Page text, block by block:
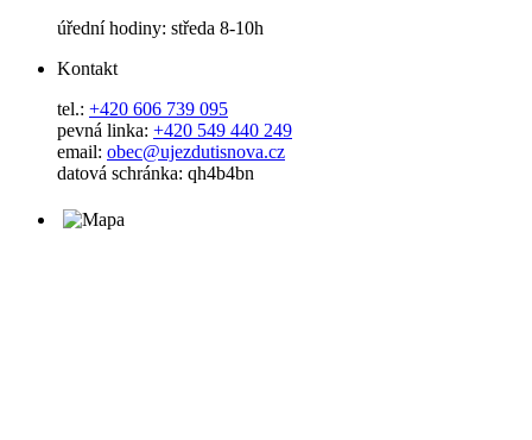
úřední hodiny: středa 8-10h
Kontakt
tel.: +420 606 739 095
pevná linka: +420 549 440 249
email: obec@ujezdutisnova.cz
datová schránka: qh4b4bn